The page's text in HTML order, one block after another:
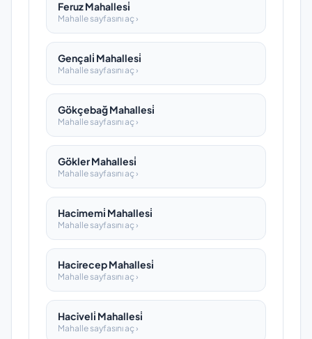
Feruz Mahallesi̇
Mahalle sayfasını aç ›
Gençali̇ Mahallesi̇
Mahalle sayfasını aç ›
Gökçebağ Mahallesi̇
Mahalle sayfasını aç ›
Gökler Mahallesi̇
Mahalle sayfasını aç ›
Hacimemi̇ Mahallesi̇
Mahalle sayfasını aç ›
Hacirecep Mahallesi̇
Mahalle sayfasını aç ›
Haciveli̇ Mahallesi̇
Mahalle sayfasını aç ›